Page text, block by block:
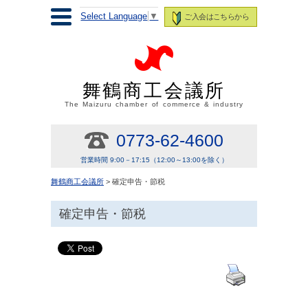
ご入会はこちらから
Select Language ▼
舞鶴商工会議所
The Maizuru chamber of commerce & industry
0773-62-4600
営業時間 9:00－17:15（12:00～13:00を除く）
舞鶴商工会議所 > 確定申告・節税
確定申告・節税